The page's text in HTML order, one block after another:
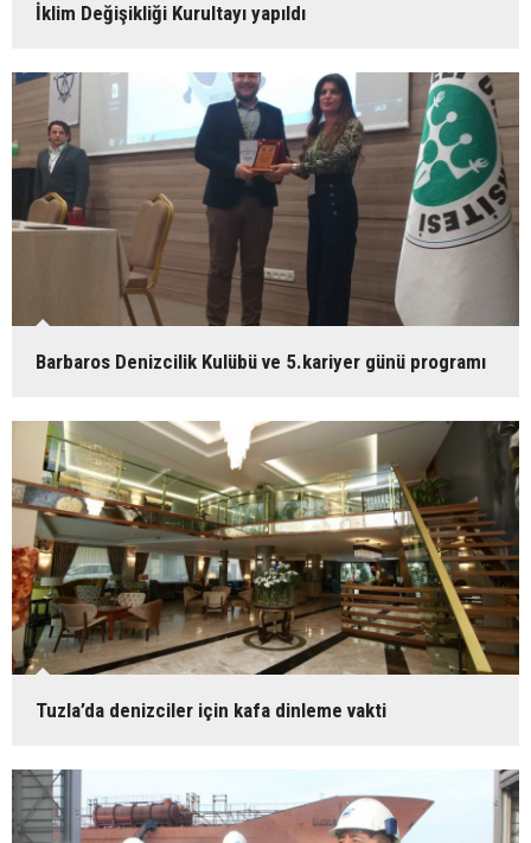
İklim Değişikliği Kurultayı yapıldı
Barbaros Denizcilik Kulübü ve 5.kariyer günü programı
Tuzla’da denizciler için kafa dinleme vakti